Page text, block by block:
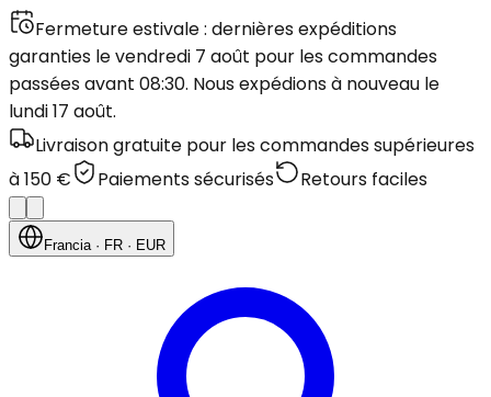
Fermeture estivale : dernières expéditions
garanties le vendredi 7 août pour les commandes
passées avant 08:30. Nous expédions à nouveau le
lundi 17 août.
Livraison gratuite pour les commandes supérieures
à 150 €
Paiements sécurisés Retours faciles
Francia· FR · EUR